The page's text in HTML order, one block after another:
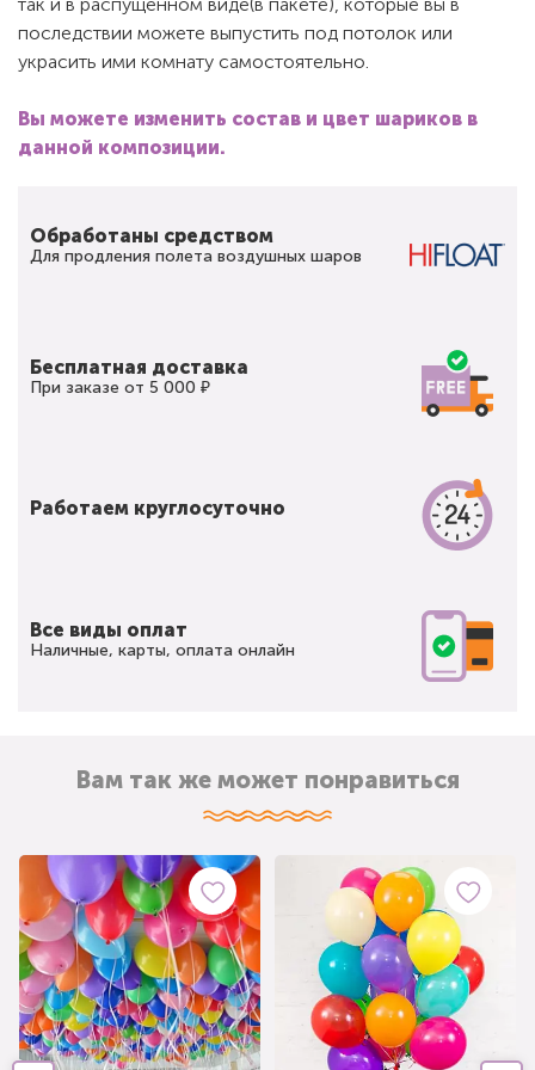
последствии можете выпустить под потолок или
украсить ими комнату самостоятельно.
Вы можете изменить состав и цвет шариков в
данной композиции.
Обработаны средством
Для продления полета воздушных шаров
Бесплатная доставка
При заказе от 5 000 ₽
Работаем круглосуточно
Все виды оплат
Наличные, карты, оплата онлайн
Вам так же может понравиться